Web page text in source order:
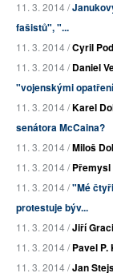
11. 3. 2014 /
fašistů", "...
11. 3. 2014 /Cyril
11. 3. 2014 /Daniel
"vojenskými
11. 3. 2014 /Karel
senátora McCaina?
11. 3. 2014 /Miloš
11. 3. 2014 /
11. 3. 2014 /"Mé
protestuje býv...
11. 3. 2014 /Jiří
11. 3. 2014 /Pavel
11. 3. 2014 /Jan